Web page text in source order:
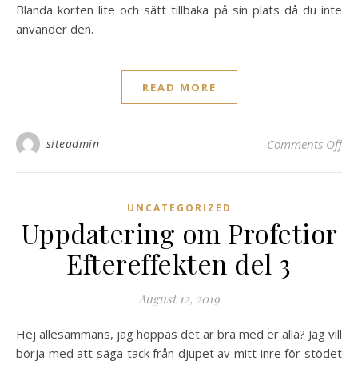
Blanda korten lite och sätt tillbaka på sin plats då du inte
använder den.
READ MORE
siteadmin Comments Offon
UNCATEGORIZED
Uppdatering om Profetior
Eftereffekten del 3
August 12, 2019
Hej allesammans, jag hoppas det är bra med er alla? Jag vill
börja med att säga tack från djupet av mitt inre för stödet